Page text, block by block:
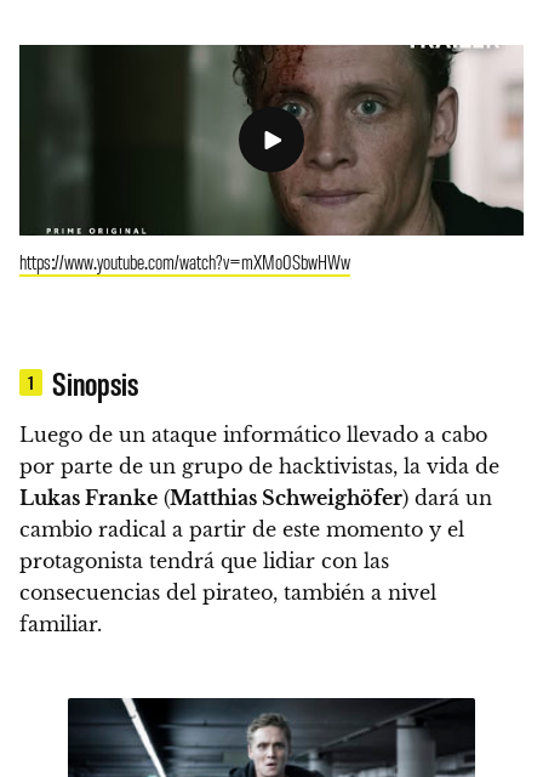
https://www.youtube.com/watch?v=mXMo0SbwHWw
1 Sinopsis
Luego de un ataque informático llevado a cabo
por parte de un grupo de hacktivistas, la vida de
Lukas Franke (Matthias Schweighöfer) dará un
cambio radical a partir de este momento y el
protagonista tendrá que lidiar con las
consecuencias del pirateo, también a nivel
familiar.